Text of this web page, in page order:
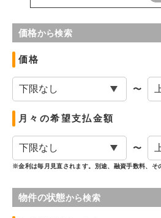
価格から検索
価格
〜
月々の希望支払金額
〜
※金利は毎月見直されます。別途、融資手数料、そ
物件の状態から検索